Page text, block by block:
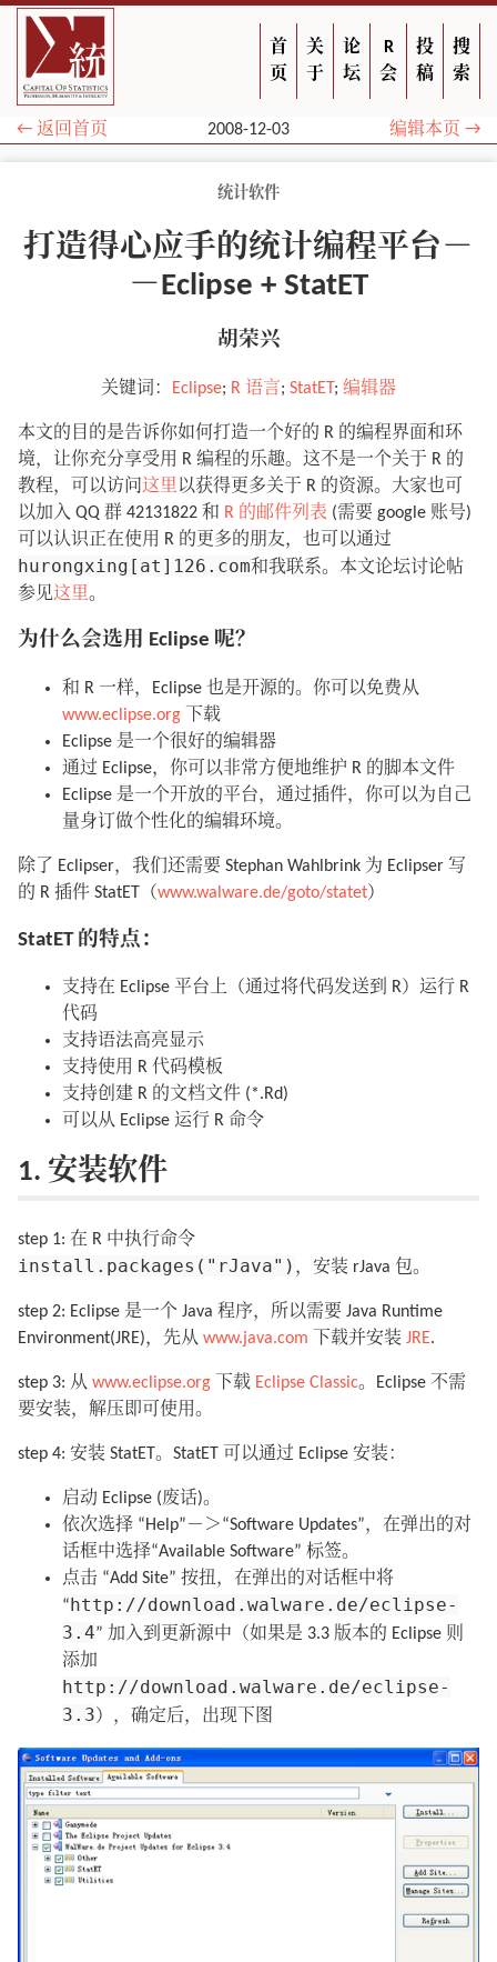
首
页
关
于
论
坛
R
会
投
稿
搜
索
← 返回首页 2008-12-03 编辑本页 →
统计软件
打造得心应手的统计编程平台－
－Eclipse + StatET
胡荣兴
关键词： Eclipse; R 语言; StatET; 编辑器
本文的目的是告诉你如何打造一个好的 R 的编程界面和环
境，让你充分享受用 R 编程的乐趣。这不是一个关于 R 的
教程，可以访问 这里 以获得更多关于 R 的资源。大家也可
以加入 QQ 群 42131822 和 R 的邮件列表 (需要 google 账号)
可以认识正在使用 R 的更多的朋友，也可以通过
hurongxing[at]126.com和我联系。本文论坛讨论帖
参见这里。
为什么会选用 Eclipse 呢？
和 R 一样，Eclipse 也是开源的。你可以免费从
www.eclipse.org 下载
Eclipse 是一个很好的编辑器
通过 Eclipse，你可以非常方便地维护 R 的脚本文件
Eclipse 是一个开放的平台，通过插件，你可以为自己
量身订做个性化的编辑环境。
除了 Eclipser，我们还需要 Stephan Wahlbrink 为 Eclipser 写
的 R 插件 StatET（www.walware.de/goto/statet）
StatET 的特点：
支持在 Eclipse 平台上（通过将代码发送到 R）运行 R
代码
支持语法高亮显示
支持使用 R 代码模板
支持创建 R 的文档文件 (*.Rd)
可以从 Eclipse 运行 R 命令
1. 安装软件
step 1: 在 R 中执行命令
install.packages("rJava") ，安装 rJava 包。
step 2: Eclipse 是一个 Java 程序，所以需要 Java Runtime
Environment(JRE)，先从 www.java.com 下载并安装 JRE.
step 3: 从 www.eclipse.org 下载 Eclipse Classic。Eclipse 不需
要安装，解压即可使用。
step 4: 安装 StatET。StatET 可以通过 Eclipse 安装：
启动 Eclipse (废话)。
依次选择 “Help”－＞“Software Updates”，在弹出的对
话框中选择“Available Software” 标签。
点击 “Add Site” 按扭，在弹出的对话框中将
“http://download.walware.de/eclipse-
3.4” 加入到更新源中（如果是 3.3 版本的 Eclipse 则
添加
http://download.walware.de/eclipse-
3.3 ），确定后，出现下图